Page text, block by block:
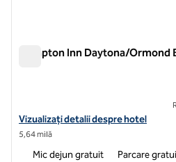
Hampton Inn Daytona/Ormond
Vizualizați detaliile hotelului pentru
Vizualizați detalii despre hotel
5,64 milă
Mic dejun gratuit Parcare